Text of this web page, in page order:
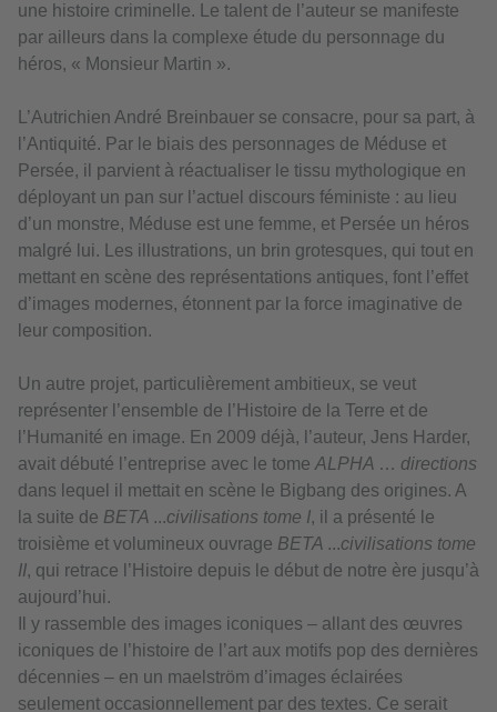
une histoire criminelle. Le talent de l’auteur se manifeste
par ailleurs dans la complexe étude du personnage du
héros, « Monsieur Martin ».
L’Autrichien André Breinbauer se consacre, pour sa part, à
l’Antiquité. Par le biais des personnages de Méduse et
Persée, il parvient à réactualiser le tissu mythologique en
déployant un pan sur l’actuel discours féministe : au lieu
d’un monstre, Méduse est une femme, et Persée un héros
malgré lui. Les illustrations, un brin grotesques, qui tout en
mettant en scène des représentations antiques, font l’effet
d’images modernes, étonnent par la force imaginative de
leur composition.
Un autre projet, particulièrement ambitieux, se veut
représenter l’ensemble de l’Histoire de la Terre et de
l’Humanité en image. En 2009 déjà, l’auteur, Jens Harder,
avait débuté l’entreprise avec le tome ALPHA … directions
dans lequel il mettait en scène le Bigbang des origines. A
la suite de BETA ...civilisations tome I, il a présenté le
troisième et volumineux ouvrage BETA ...civilisations tome
II, qui retrace l’Histoire depuis le début de notre ère jusqu’à
aujourd’hui.
Il y rassemble des images iconiques – allant des œuvres
iconiques de l’histoire de l’art aux motifs pop des dernières
décennies – en un maelström d’images éclairées
seulement occasionnellement par des textes. Ce serait